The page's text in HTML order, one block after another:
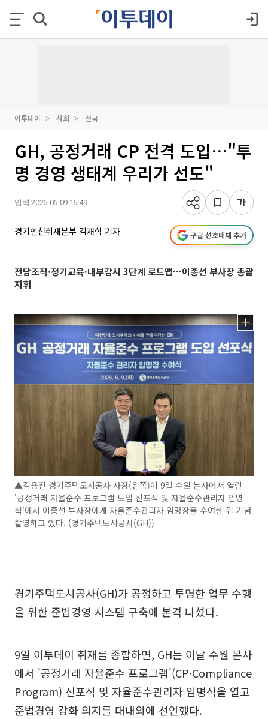
이투데이 사회 전국
GH, 공정거래 CP 전격 도입…"투
명 경영 생태계 우리가 선도"
입력 2026-06-09 16:49
경기인천취재본부 김재학 기자 구글 선호매체 추가
전담조직·정기교육·내부감시 3단계 로드맵…이종선 부사장 총괄
지휘
▲김용진 경기주택도시공사 사장(왼쪽)이 9일 수원 본사에서 열린
'공정거래 자율준수 프로그램 도입 선포식 및 자율준수관리자 임명
식'에서 이종선 부사장에게 자율준수관리자 임명장을 수여한 뒤 기념
촬영하고 있다. (경기주택도시공사(GH))
경기주택도시공사(GH)가 공정하고 투명한 업무 수행
을 위한 준법경영 시스템 구축에 본격 나섰다.
9일 이투데이 취재를 종합하면, GH는 이날 수원 본사
에서 '공정거래 자율준수 프로그램'(CP·Compliance
Program) 선포식 및 자율준수관리자 임명식을 열고
준법경영 강화 의지를 대내외에 선언했다.